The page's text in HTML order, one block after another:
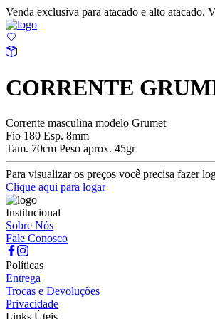
Venda exclusiva para atacado e alto
CORRENTE
Corrente masculina modelo Grumet
Fio 180 Esp. 8mm
Tam. 70cm Peso aprox. 45gr
Para visualizar os preços você precisa fazer
Clique aqui para logar
Institucional
Sobre Nós
Fale Conosco
Políticas
Entrega
Trocas e Devoluções
Privacidade
Links Úteis